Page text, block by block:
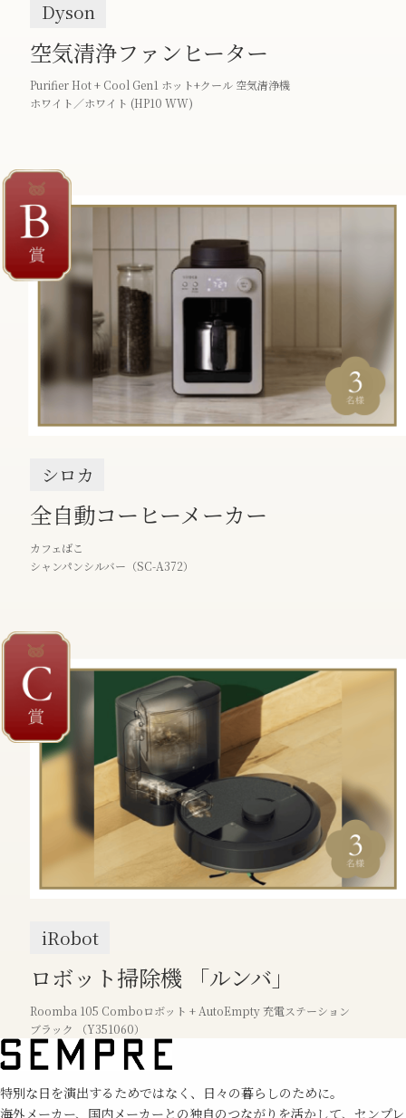
Dyson
空気清浄ファンヒーター
Purifier Hot + Cool Gen1 ホット+クール 空気清浄機
ホワイト／ホワイト (HP10 WW)
シロカ
全⾃動コーヒーメーカー
カフェばこ
シャンパンシルバー（SC-A372）
iRobot
ロボット掃除機 「ルンバ」
Roomba 105 Comboロボット + AutoEmpty 充電ステーション
ブラック （Y351060）
特別な⽇を演出するためではなく、⽇々の暮らしのために。
海外メーカー、国内メーカーとの独⾃のつながりを活かして、センプレ